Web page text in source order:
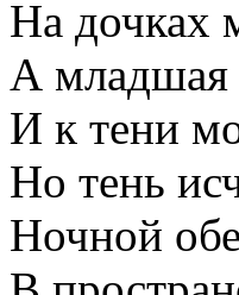
На дочках
А младшая
И к тени
Но тень
Ночной